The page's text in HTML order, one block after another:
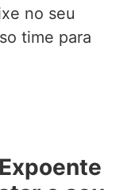
no seu
time para